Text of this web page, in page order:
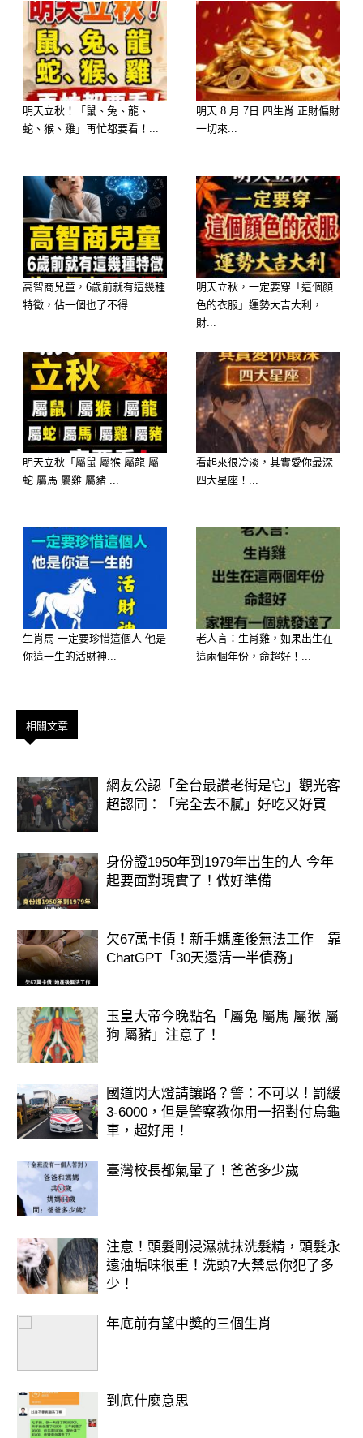
性格： 妳性格直爽，敢愛敢恨，不喜
歡拖泥帶水。雖然有時會遇到挫折，但
妳韌性極強。
2026 運勢： 過去一年如果覺得委屈、
冰逆襲」。原本對妳不利的局面會發生
大反轉，那些想看妳笑話的人，明年反
而會成為妳成功的踏腳石。
選擇 D：玉米蘿蔔排骨湯 ——【福
報：家宅平安，身心康泰】
性格： 妳是一個愛家、追求穩定的
人，最大的心願就是全家人平安順遂。
2026 運勢： 這是最穩定的福報。選這
不論是搬新家、家人健康好轉，或是心
情變得豁然開朗，這份平靜的幸福會讓
妳的財庫越積越厚。
明天立秋！「鼠、兔、龍、
蛇、猴、雞」再忙都要看！...
明天 8 月 7日 四生肖 正財偏財
一切來...
高智商兒童，6歲前就有這幾種
特徵，佔一個也了不得...
明天立秋，一定要穿「這個顏
色的衣服」運勢大吉大利，
財...
明天立秋「屬鼠 屬猴 屬龍 屬
蛇 屬馬 屬雞 屬豬 ...
看起來很冷淡，其實愛你最深
四大星座！...
生肖馬 一定要珍惜這個人 他是
你這一生的活財神...
老人言：生肖雞，如果出生在
這兩個年份，命超好！...
相關文章
網友公認「全台最讚老街是它」觀光客
超認同：「完全去不膩」好吃又好買
身份證1950年到1979年出生的人 今年
起要面對現實了！做好準備
欠67萬卡債！新手媽產後無法工作 靠
ChatGPT「30天還清一半債務」
玉皇大帝今晚點名「屬兔 屬馬 屬猴 屬
狗 屬豬」注意了！
國道閃大燈請讓路？警：不可以！罰緩
3-6000，但是警察教你用一招對付烏龜
車，超好用！
臺灣校長都氣暈了！爸爸多少歲
注意！頭髮剛浸濕就抹洗髮精，頭髮永
遠油垢味很重！洗頭7大禁忌你犯了多
少！
年底前有望中獎的三個生肖
到底什麼意思